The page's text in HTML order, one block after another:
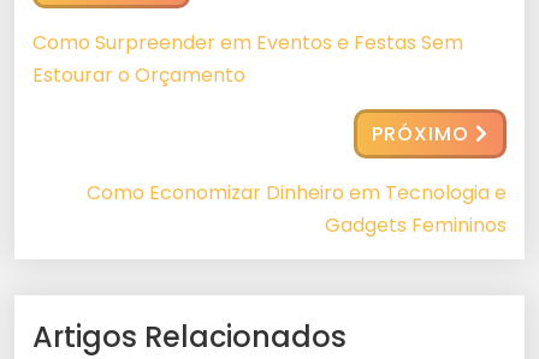
Como Surpreender em Eventos e Festas Sem
Estourar o Orçamento
PRÓXIMO
Como Economizar Dinheiro em Tecnologia e
Gadgets Femininos
Artigos Relacionados